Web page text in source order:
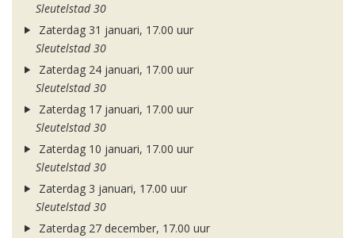
Sleutelstad 30
Zaterdag 31 januari, 17.00 uur
Sleutelstad 30
Zaterdag 24 januari, 17.00 uur
Sleutelstad 30
Zaterdag 17 januari, 17.00 uur
Sleutelstad 30
Zaterdag 10 januari, 17.00 uur
Sleutelstad 30
Zaterdag 3 januari, 17.00 uur
Sleutelstad 30
Zaterdag 27 december, 17.00 uur